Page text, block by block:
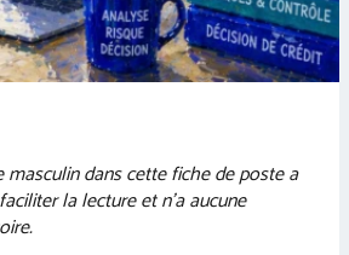
masculin dans cette fiche de poste a
la lecture et n’a aucune